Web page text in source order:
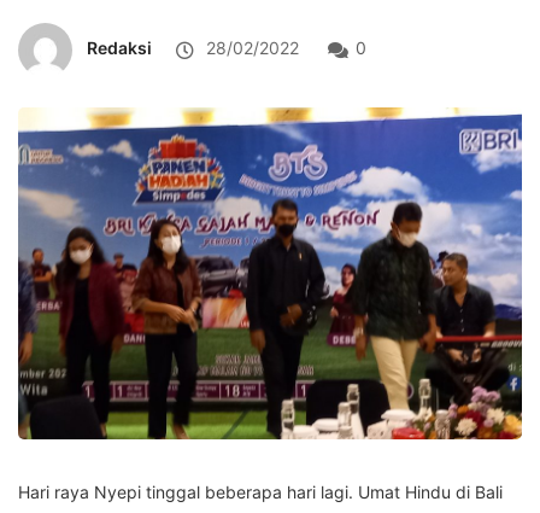
Redaksi 28/02/2022 0
Hari raya Nyepi tinggal beberapa hari lagi. Umat Hindu di Bali